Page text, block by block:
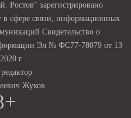
Ростов" зарегистрировано
в сфере связи, информационных
Свидетельство о
Эл № ФС77-78079 от 13
г
Жуков